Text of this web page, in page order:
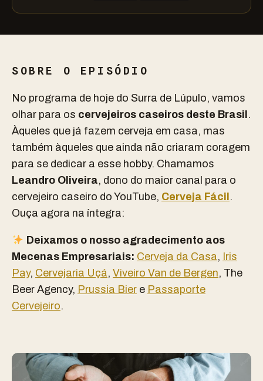
SOBRE O EPISÓDIO
No programa de hoje do Surra de Lúpulo, vamos
olhar para os cervejeiros caseiros deste Brasil .
Àqueles que já fazem cerveja em casa, mas
também àqueles que ainda não criaram coragem
para se dedicar a esse hobby. Chamamos
Leandro Oliveira, dono do maior canal para o
cervejeiro caseiro do YouTube, Cerveja Fácil .
Ouça agora na íntegra:
Deixamos o nosso agradecimento aos
Mecenas Empresariais: Cerveja da Casa, Iris
Pay, Cervejaria Uçá, Viveiro Van de Bergen, The
Beer Agency, Prussia Bier e Passaporte
Cervejeiro.